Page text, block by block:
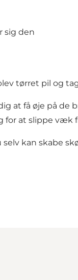
sig den
tørret pil og
at få øje på
for at slippe væk
kan skabe